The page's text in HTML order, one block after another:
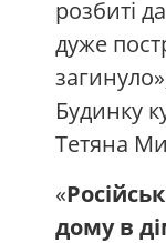
розбиті
дуже
Будинку
Тетяна
«
дому в